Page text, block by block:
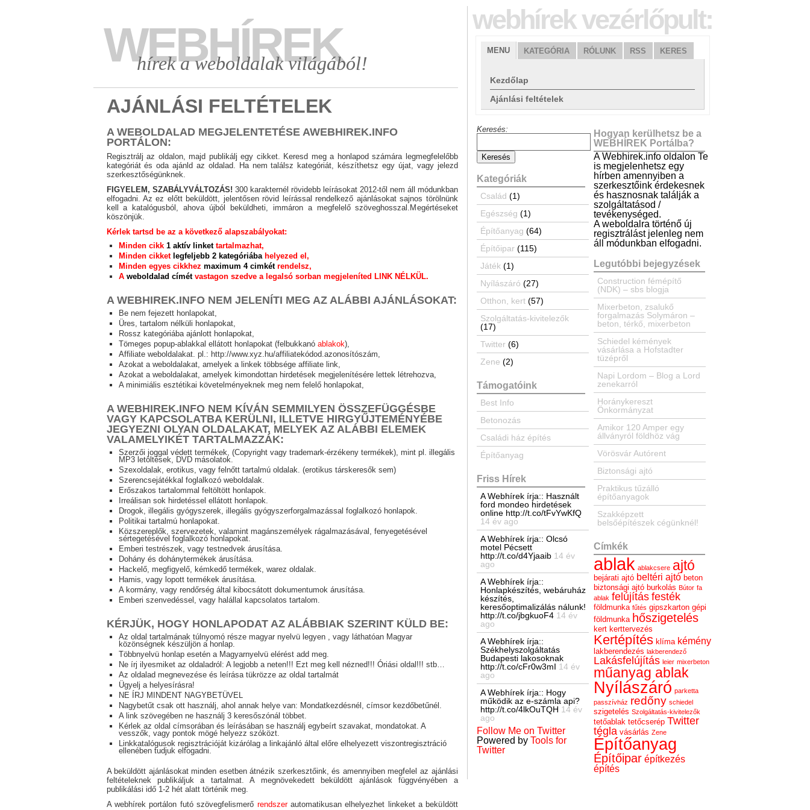
WEBHÍREK
hírek a weboldalak világából!
AJÁNLÁSI FELTÉTELEK
A WEBOLDALAD MEGJELENTETÉSE AWEBHIREK.INFO
PORTÁLON:
Regisztrálj az oldalon, majd publikálj egy cikket. Keresd meg a honlapod számára legmegfelelőbb
kategóriát és oda ajánld az oldalad. Ha nem találsz kategóriát, készíthetsz egy újat, vagy jelezd
szerkesztőségünknek.
FIGYELEM, SZABÁLYVÁLTOZÁS! 300 karakternél rövidebb leírásokat 2012-től nem áll módunkban
elfogadni. Az ez előtt beküldött, jelentősen rövid leírással rendelkező ajánlásokat sajnos törölnünk
kell a katalógusból, ahova újból beküldheti, immáron a megfelelő szöveghosszal.Megértéseket
köszönjük.
Kérlek tartsd be az a következő alapszabályokat:
Minden cikk 1 aktív linkettartalmazhat,
Minden cikket legfeljebb 2 kategóriábahelyezed el,
Minden egyes cikkhez maximum 4 cimkétrendelsz,
A weboldalad címétvastagon szedve a legalsó sorban megjeleníted LINK NÉLKÜL.
A WEBHIREK.INFONEM JELENÍTI MEG AZ ALÁBBI AJÁNLÁSOKAT:
Be nem fejezett honlapokat,
Üres, tartalom nélküli honlapokat,
Rossz kategóriába ajánlott honlapokat,
Tömeges popup-ablakkal ellátott honlapokat (felbukkanó ablakok),
Affiliate weboldalakat. pl.: http://www.xyz.hu/affiliatekódod.azonosítószám,
Azokat a weboldalakat, amelyek a linkek többsége affiliate link,
Azokat a weboldalakat, amelyek kimondottan hirdetések megjelenítésére lettek létrehozva,
A minimiális esztétikai követelményeknek meg nem felelő honlapokat,
A WEBHIREK.INFO NEM KÍVÁN SEMMILYEN ÖSSZEFÜGGÉSBE
VAGY KAPCSOLATBA KERÜLNI, ILLETVE HIRGYŰJTEMÉNYÉBE
JEGYEZNI OLYAN OLDALAKAT, MELYEK AZ ALÁBBI ELEMEK
VALAMELYIKÉT TARTALMAZZÁK:
Szerzői joggal védett termékek, (Copyright vagy trademark-érzékeny termékek), mint pl. illegális
MP3 letöltések, DVD másolatok.
Szexoldalak, erotikus, vagy felnőtt tartalmú oldalak. (erotikus társkeresők sem)
Szerencsejátékkal foglalkozó weboldalak.
Erőszakos tartalommal feltöltött honlapok.
Irreálisan sok hirdetéssel ellátott honlapok.
Drogok, illegális gyógyszerek, illegális gyógyszerforgalmazással foglalkozó honlapok.
Politikai tartalmú honlapokat.
Közszereplők, szervezetek, valamint magánszemélyek rágalmazásával, fenyegetésével
sértegetésével foglalkozó honlapokat.
Emberi testrészek, vagy testnedvek árusítása.
Dohány és dohánytermékek árusítása.
Hackelő, megfigyelő, kémkedő termékek, warez oldalak.
Hamis, vagy lopott termékek árusítása.
A kormány, vagy rendőrség által kibocsátott dokumentumok árusítása.
Emberi szenvedéssel, vagy halállal kapcsolatos tartalom.
KÉRJÜK, HOGY HONLAPODAT AZ ALÁBBIAK SZERINT KÜLD BE:
Az oldal tartalmának túlnyomó része magyar nyelvü legyen , vagy láthatóan Magyar
közönségnek készüljön a honlap.
Többnyelvü honlap esetén a Magyarnyelvü elérést add meg.
Ne írj ilyesmiket az oldaladról: A legjobb a neten!!! Ezt meg kell nézned!!! Óriási oldal!!! stb…
Az oldalad megnevezése és leírása tükrözze az oldal tartalmát
Ügyelj a helyesírásra!
NE ÍRJ MINDENT NAGYBETÜVEL
Nagybetűt csak ott használj, ahol annak helye van: Mondatkezdésnél, címsor kezdőbetűnél.
A link szövegében ne használj 3 keresőszónál többet.
Kérlek az oldal címsorában és leírásában se használj egybeírt szavakat, mondatokat. A
vesszők, vagy pontok mögé helyezz szóközt.
Linkkatalógusok regisztrációját kizárólag a linkajánló által előre elhelyezett viszontregisztráció
ellenében tudjuk elfogadni.
A beküldött ajánlásokat minden esetben átnézik szerkesztőink, és amennyiben megfelel az ajánlási
feltételeknek publikáljuk a tartalmat. A megnövekedett beküldött ajánlások függvényében a
publikálási idő 1-2 hét alatt történik meg.
A webhírek portálon futó szövegfelismerő rendszerautomatikusan elhelyezhet linkeket a beküldött
webhírek vezérlőpult:
MENU KATEGÓRIA RÓLUNK RSS KERES
Kezdőlap
Ajánlási feltételek
Keresés:
Kategóriák
Család (1)
Egészség (1)
Építőanyag (64)
Építőipar(115)
Játék (1)
Nyílászáró (27)
Otthon, kert(57)
Szolgáltatás-kivitelezők
(17)
Twitter(6)
Zene (2)
Támogatóink
Best Info
Betonozás
Családi ház építés
Építőanyag
Friss Hírek
A Webhírek írja:: Használt
ford mondeo hirdetések
online http://t.co/tFvYwKfQ
14 év ago
A Webhírek írja:: Olcsó
motel Pécsett
http://t.co/d4Yjaaib 14 év
ago
A Webhírek írja::
Honlapkészítés, webáruház
készítés,
keresőoptimalizálás nálunk!
http://t.co/jbgkuoF4 14 év
ago
A Webhírek írja::
Székhelyszolgáltatás
Budapesti lakosoknak
http://t.co/cFr0w3mI 14 év
ago
A Webhírek írja:: Hogy
működik az e-számla api?
http://t.co/4lkOuTQH 14 év
ago
Follow Me on Twitter
Powered by Tools for
Twitter
Hogyan kerülhetsz be a
WEBHÍREK Portálba?
A Webhirek.info oldalon Te
is megjelenhetsz egy
hírben amennyiben a
szerkesztőink érdekesnek
és hasznosnak találják a
szolgáltatásod /
tevékenységed.
A weboldalra történő új
regisztrálást jelenleg nem
áll módunkban elfogadni.
Legutóbbi bejegyzések
Construction fémépítő
(NDK) – sbs blogja
Mixerbeton, zsalukő
forgalmazás Solymáron –
beton, térkő, mixerbeton
Schiedel kémények
vásárlása a Hofstadter
tüzépről
Napi Lordom – Blog a Lord
zenekarról
Horánykereszt
Önkormányzat
Amikor 120 Amper egy
állványról földhöz vág
Vörösvár Autórent
Biztonsági ajtó
Praktikus tűzálló
építőanyagok
Szakképzett
belsőépítészek cégünknél!
Címkék
ablak ablakcsere ajtó
bejárati ajtó beltéri ajtó beton
biztonsági ajtó burkolás Bútor fa
ablak felújítás festék
földmunka fűtés gipszkarton gépi
földmunka hőszigetelés
kert kerttervezés
Kertépítés klíma kémény
lakberendezés lakberendező
Lakásfelújítás leier mixerbeton
műanyag ablak
Nyílászáró parketta
passzívház redőny schiedel
szigetelés Szolgáltatás-kivitelezők
tetőablak tetőcserép Twitter
tégla vásárlás Zene
Építőanyag
Építőipar építkezés
építés